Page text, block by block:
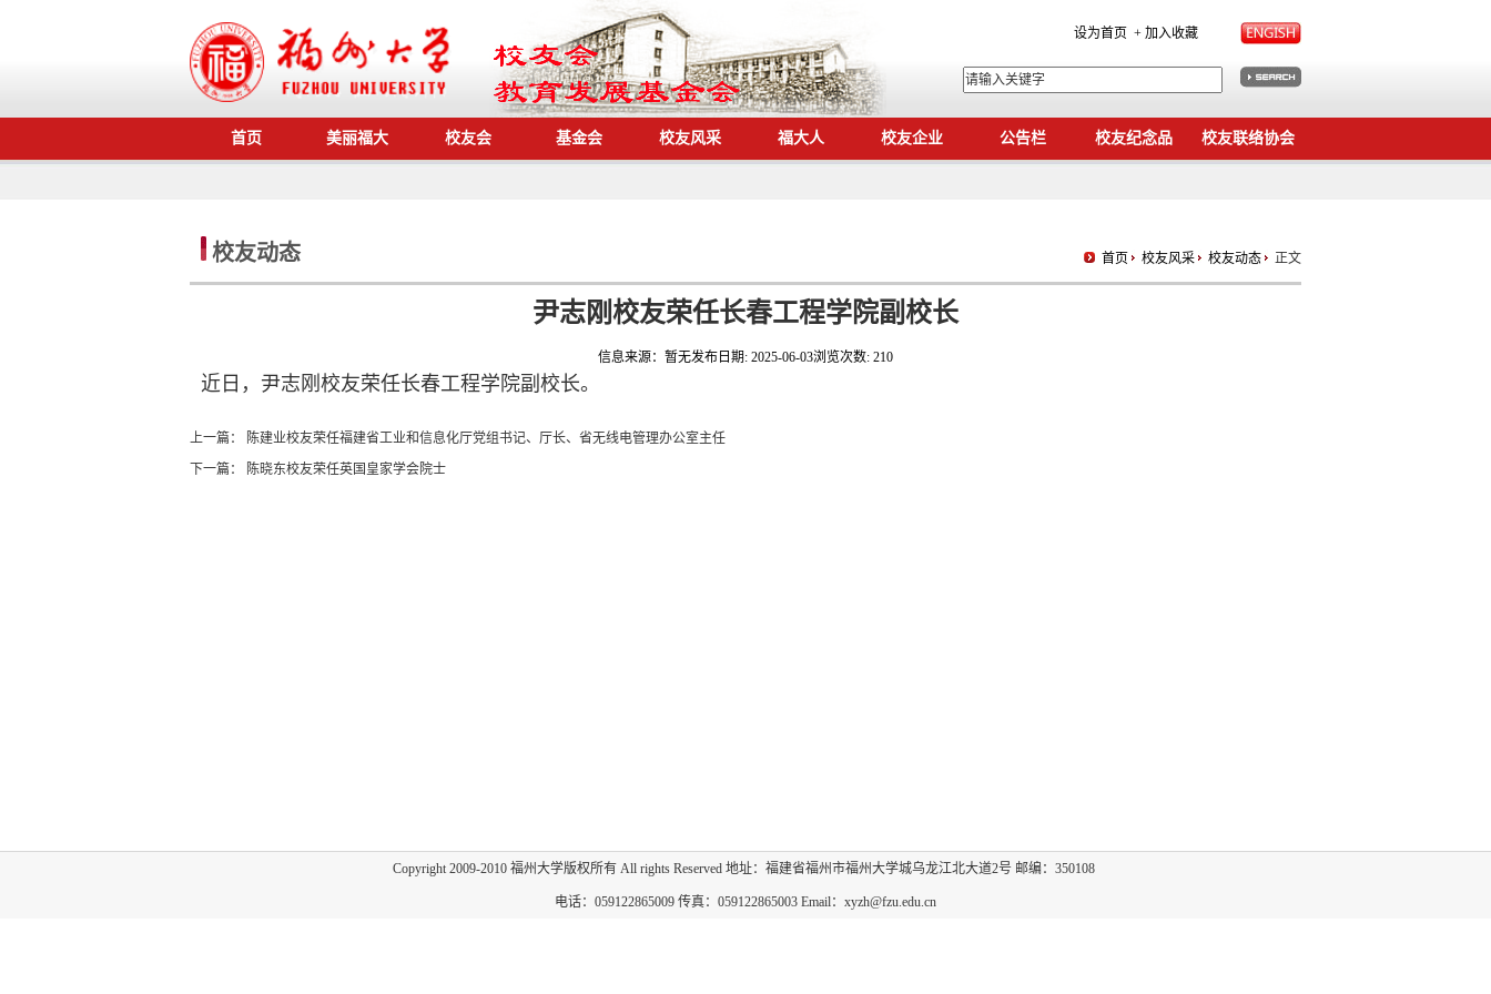
设为首页 + 加入收藏
首页 美丽福大 校友会 基金会 校友风采 福大人 校友企业 公告栏 校友纪念品 校友联络协会
校友动态 首页 校友风采 校友动态 正文
尹志刚校友荣任长春工程学院副校长
信息来源： 暂无发布日期: 2025-06-03浏览次数: 210
近日，尹志刚校友荣任长春工程学院副校长。
上一篇：
陈建业校友荣任福建省工业和信息化厅党组书记、厅长、省无线电管理办公室主任
下一篇：
陈晓东校友荣任英国皇家学会院士
Copyright 2009-2010 福州大学版权所有 All rights Reserved 地址：福建省福州市福州大学城乌龙江北大道2号 邮编：350108
电话：059122865009 传真：059122865003 Email：xyzh@fzu.edu.cn